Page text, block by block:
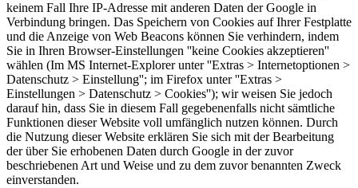
keinem Fall Ihre IP-Adresse mit anderen Daten der Google in
Verbindung bringen. Das Speichern von Cookies auf Ihrer Festplatte
und die Anzeige von Web Beacons können Sie verhindern, indem
Sie in Ihren Browser-Einstellungen ''keine Cookies akzeptieren''
wählen (Im MS Internet-Explorer unter ''Extras > Internetoptionen >
Datenschutz > Einstellung''; im Firefox unter ''Extras >
Einstellungen > Datenschutz > Cookies''); wir weisen Sie jedoch
darauf hin, dass Sie in diesem Fall gegebenenfalls nicht sämtliche
Funktionen dieser Website voll umfänglich nutzen können. Durch
die Nutzung dieser Website erklären Sie sich mit der Bearbeitung
der über Sie erhobenen Daten durch Google in der zuvor
beschriebenen Art und Weise und zu dem zuvor benannten Zweck
einverstanden.